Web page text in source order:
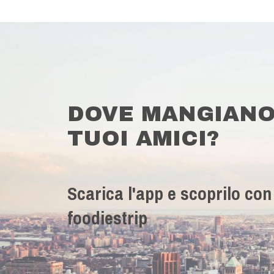
DOVE
TUOI AMICI?
Scarica l'app e scoprilo con
foodiestrip